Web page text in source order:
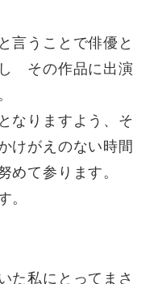
言うことで俳優と
その作品に出演
なりますよう、そ
けがえのない時間
めて参ります。
。
た私にとってまさ